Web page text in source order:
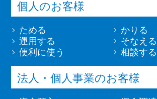
個人のお客様
ためる
かりる
運用する
そなえる
便利に使う
相談する
法人・個人事業のお客様